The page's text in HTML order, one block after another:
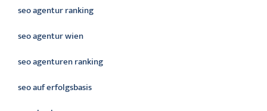
seo agentur ranking
seo agentur wien
seo agenturen ranking
seo auf erfolgsbasis